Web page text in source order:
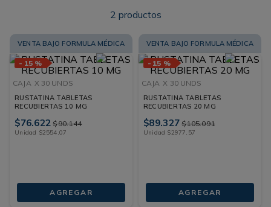
2 productos
VENTA BAJO FORMULA MÉDICA
- 15 %
CAJA X 30 UNDS
RUSTATINA TABLETAS
RECUBIERTAS 10 MG
$76.622 $90.144
Unidad $2554,07
AGREGAR
VENTA BAJO FORMULA MÉDICA
- 15 %
CAJA X 30 UNDS
RUSTATINA TABLETAS
RECUBIERTAS 20 MG
$89.327 $105.091
Unidad $2977, 57
AGREGAR